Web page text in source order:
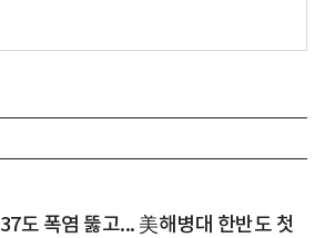
37도 폭염 뚫고... 美해병대 한반도 첫